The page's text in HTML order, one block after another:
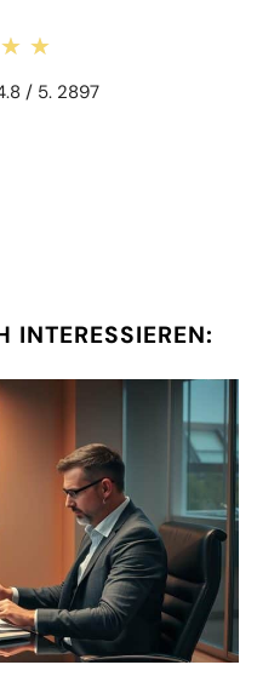
/ 5. 2897
INTERESSIEREN: